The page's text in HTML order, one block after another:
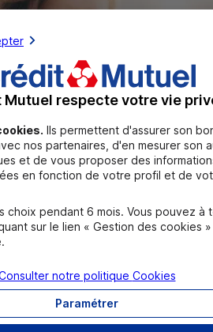
Crédit Mutuel
Mutuel respecte votre vie
Ils permettent d'assurer son
nos partenaires, d'en mesurer son
et de vous proposer des
en fonction de votre profil et de
choix pendant 6 mois. Vous pouvez à
sur le lien « Gestion des cookies
Paramétrer
notre politique Cookies